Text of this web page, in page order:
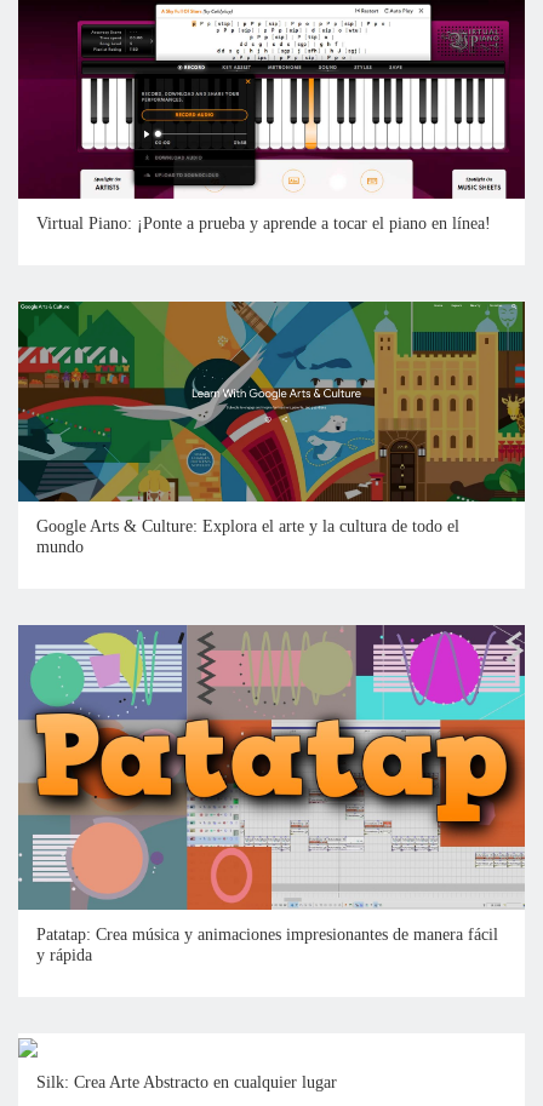
Virtual Piano: ¡Ponte a prueba y aprende a tocar el piano en línea!
Google Arts & Culture: Explora el arte y la cultura de todo el
mundo
Patatap: Crea música y animaciones impresionantes de manera fácil
y rápida
Silk: Crea Arte Abstracto en cualquier lugar